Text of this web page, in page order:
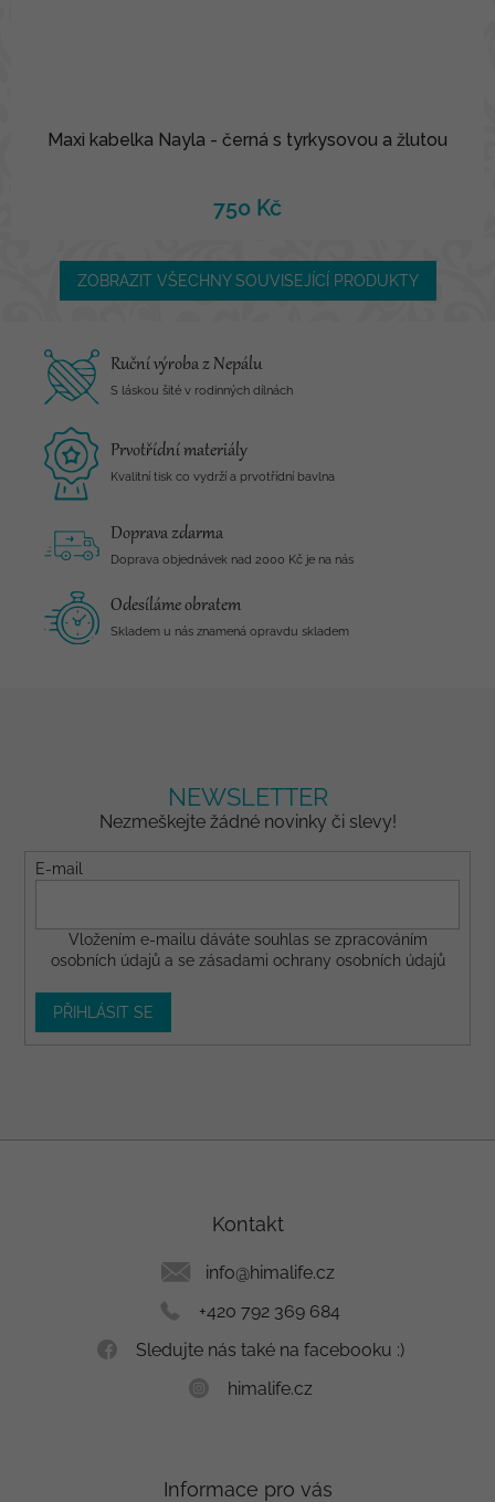
Maxi kabelka Nayla - černá s tyrkysovou a žlutou
750 Kč
ZOBRAZIT VŠECHNY SOUVISEJÍCÍ PRODUKTY
Ruční výroba z Nepálu
S láskou šité v rodinných dílnách
Prvotřídní materiály
Kvalitní tisk co vydrží a prvotřídní bavlna
Doprava zdarma
Doprava objednávek nad 2000 Kč je na nás
Odesíláme obratem
Skladem u nás znamená opravdu skladem
NEWSLETTER
Nezmeškejte žádné novinky či slevy!
E-mail
Vložením e-mailu dáváte souhlas se zpracováním
osobních údajů a se zásadami ochrany osobních údajů
PŘIHLÁSIT SE
Kontakt
info@himalife.cz
+420 792 369 684
Sledujte nás také na facebooku :)
himalife.cz
Informace pro vás